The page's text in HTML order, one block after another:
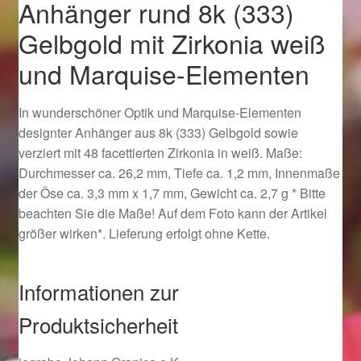
Ostergeschenke finden für Ostern 2019
Ostergeschenke finden für Ostern 2020
Ostergeschenke finden für Ostern 2021
Ostergeschenke finden für Ostern 2022
Partner
Shop
Startseite
Startseite
Anhänger rund 8k (333)
Gelbgold mit Zirkonia weiß
und Marquise-Elementen
In wunderschöner Optik und Marquise-Elementen
designter Anhänger aus 8k (333) Gelbgold sowie
verziert mit 48 facettierten Zirkonia in weiß. Maße:
Durchmesser ca. 26,2 mm, Tiefe ca. 1,2 mm, Innenmaße
der Öse ca. 3,3 mm x 1,7 mm, Gewicht ca. 2,7 g * Bitte
beachten Sie die Maße! Auf dem Foto kann der Artikel
größer wirken*. Lieferung erfolgt ohne Kette.
Informationen zur
Produktsicherheit